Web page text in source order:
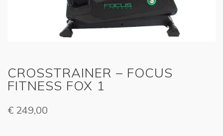
CROSSTRAINER – FOCUS
FITNESS FOX 1
€ 249,00